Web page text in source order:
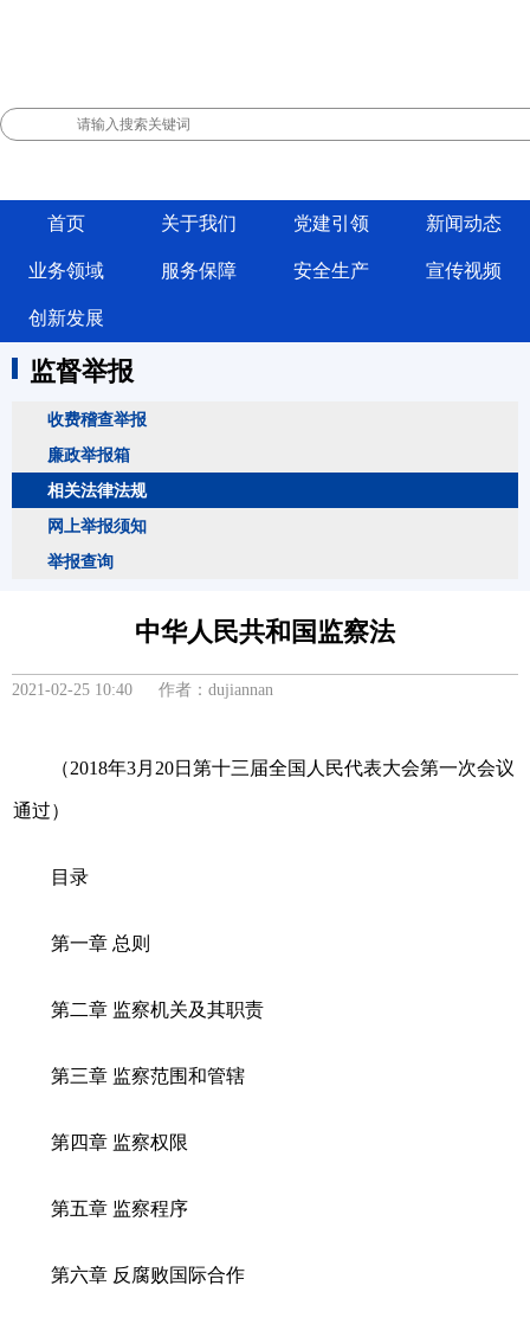
首页 关于我们 党建引领 新闻动态
业务领域 服务保障 安全生产 宣传视频
创新发展
监督举报
收费稽查举报
廉政举报箱
相关法律法规
网上举报须知
举报查询
中华人民共和国监察法
2021-02-25 10:40 作者：dujiannan
（2018年3月20日第十三届全国人民代表大会第一次会议
通过）
目录
第一章 总则
第二章 监察机关及其职责
第三章 监察范围和管辖
第四章 监察权限
第五章 监察程序
第六章 反腐败国际合作